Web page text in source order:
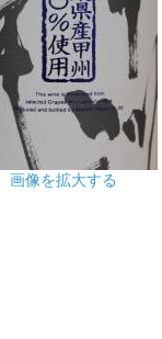
画像を拡大する